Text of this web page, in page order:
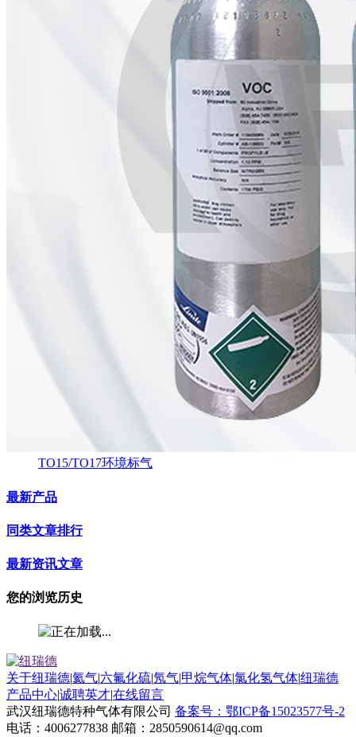
TO15/TO17环境标气
最新产品
同类文章排行
最新资讯文章
您的浏览历史
关于纽瑞德|氦气|六氟化硫|氖气|甲烷气体|氯化氢气体|纽瑞德
产品中心|诚聘英才|在线留言
武汉纽瑞德特种气体有限公司 备案号：鄂ICP备15023577号-2
电话：4006277838 邮箱：2850590614@qq.com